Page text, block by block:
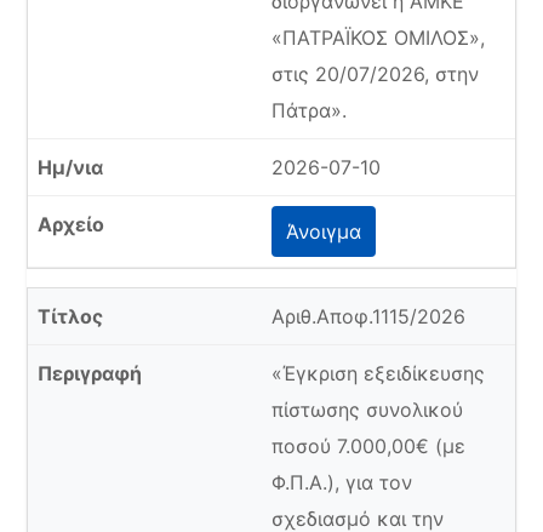
«ΠΑΤΡΑΪΚΟΣ ΟΜΙΛΟΣ»,
στις 20/07/2026, στην
Πάτρα».
2026-07-10
Άνοιγμα
Αριθ.Αποφ.1115/2026
«Έγκριση εξειδίκευσης
πίστωσης συνολικού
ποσού 7.000,00€ (με
Φ.Π.Α.), για τον
σχεδιασμό και την